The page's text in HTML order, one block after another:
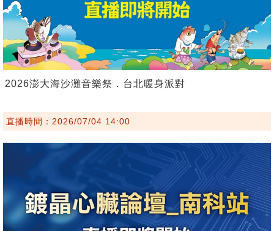
2026澎大海沙灘音樂祭．台北暖身派對
直播時間：2026/07/04 14:00